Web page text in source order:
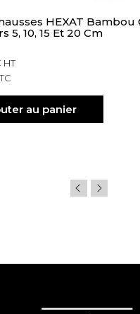
HEXAT Bambou
5, 10, 15 Et 20 Cm
HT
au panier